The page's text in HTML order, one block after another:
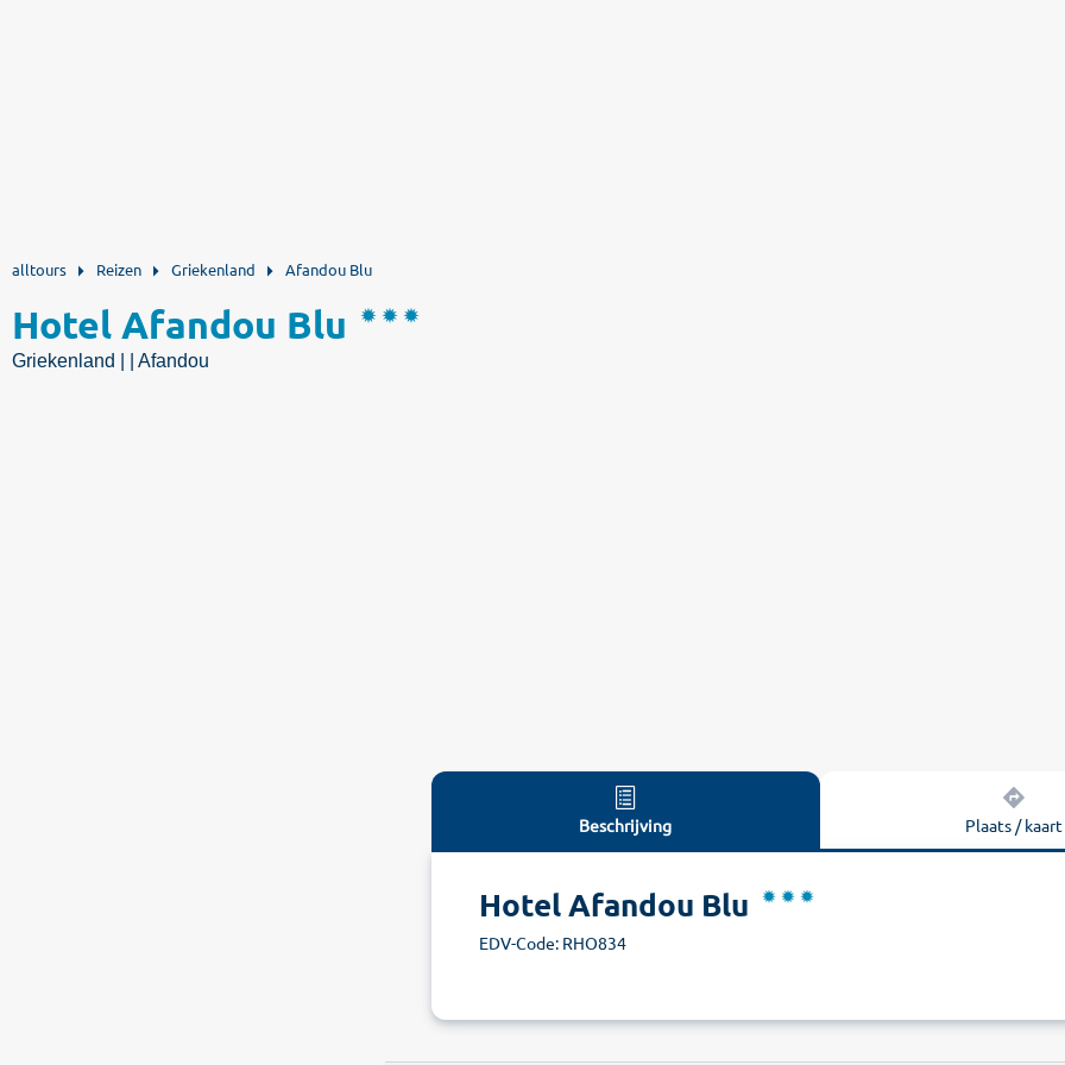
alltours Reizen Griekenland Afandou Blu
Hotel Afandou Blu
Griekenland | | Afandou
Beschrijving Plaats / kaart
Hotel Afandou Blu
EDV-Code: RHO834